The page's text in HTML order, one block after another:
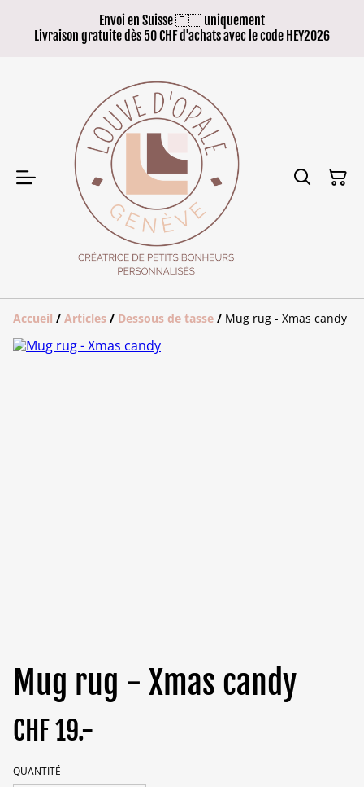
Envoi en Suisse 🇨🇭 uniquement
Livraison gratuite dès 50 CHF d'achats avec le code HEY2026
Accueil / Articles / Dessous de tasse / Mug rug - Xmas candy
Mug rug - Xmas candy
CHF 19.-
QUANTITÉ